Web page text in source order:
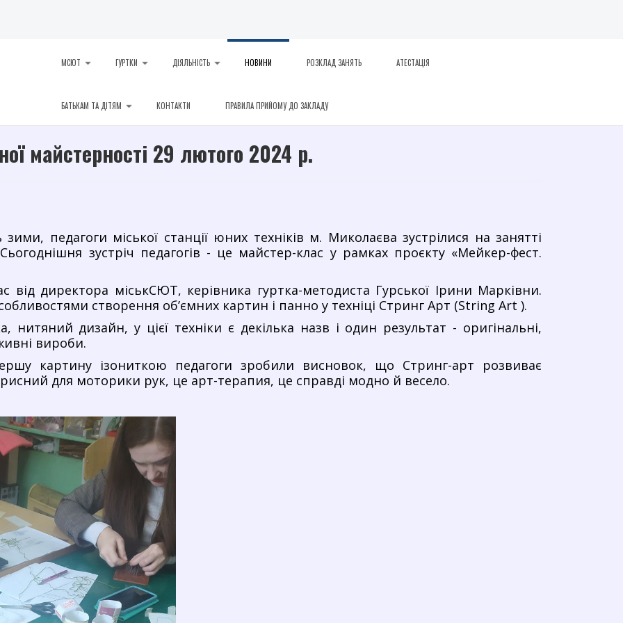
МСЮТ ГУРТКИ ДІЯЛЬНІСТЬ НОВИНИ РОЗКЛАД ЗАНЯТЬ АТЕСТАЦІЯ
БАТЬКАМ ТА ДІТЯМ КОНТАКТИ ПРАВИЛА ПРИЙОМУ ДО ЗАКЛАДУ
майстерності 29 лютого 2024 р.
педагоги міської станції юних техніків м. Миколаєва зустрілися на занятті
зустріч педагогів - це майстер-клас у рамках проєкту «Мейкер-фест.
від директора міськСЮТ, керівника гуртка-методиста Гурської Ірини Марківни.
створення об’ємних картин і панно у техніці Стринг Арт (String Art ).
нитяний дизайн, у цієї техніки є декілька назв і один результат - оригінальні,
вироби.
картину ізониткою педагоги зробили висновок, що Стринг-арт розвиває
для моторики рук, це арт-терапия, це справді модно й весело.